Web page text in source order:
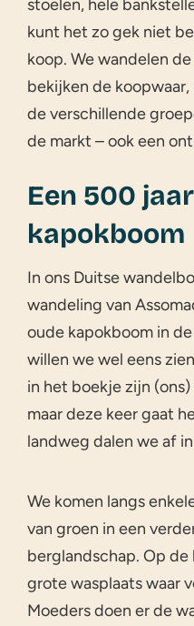
stoelen, hele
kunt het zo gek niet
koop. We wandelen
bekijken de
de verschillende
de markt – ook een
Een 500
kapokboom
In ons Duitse
wandeling van
oude kapokboom in
willen we wel eens
in het boekje zijn
maar deze keer gaat
landweg dalen we af
We komen langs
van groen in een
berglandschap. Op de
grote wasplaats waar
Moeders doen er de